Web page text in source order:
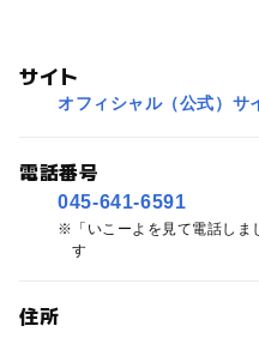
サイト
オフィシャル（公式）サ
電話番号
045-641-6591
「いこーよを見て電話し
す
住所